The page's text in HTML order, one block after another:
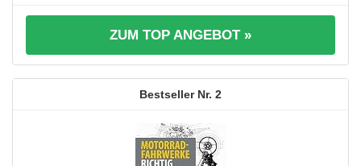
ZUM TOP ANGEBOT »
2